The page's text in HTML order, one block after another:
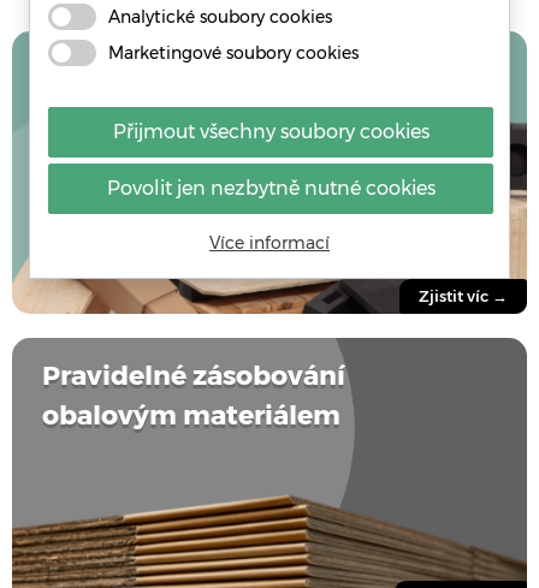
S WPA budete mít vždy
do čeho balit
Zjistit víc →
Pravidelné zásobování
obalovým materiálem
Analytické soubory cookies
Marketingové soubory cookies
Přijmout všechny soubory cookies
Povolit jen nezbytně nutné cookies
Více informací